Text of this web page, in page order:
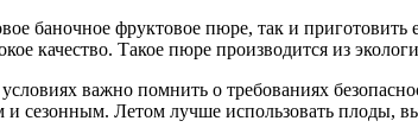
баночное фруктовое пюре, так и
качество. Такое пюре производится из
важно помнить о требованиях
и сезонным. Летом лучше использовать